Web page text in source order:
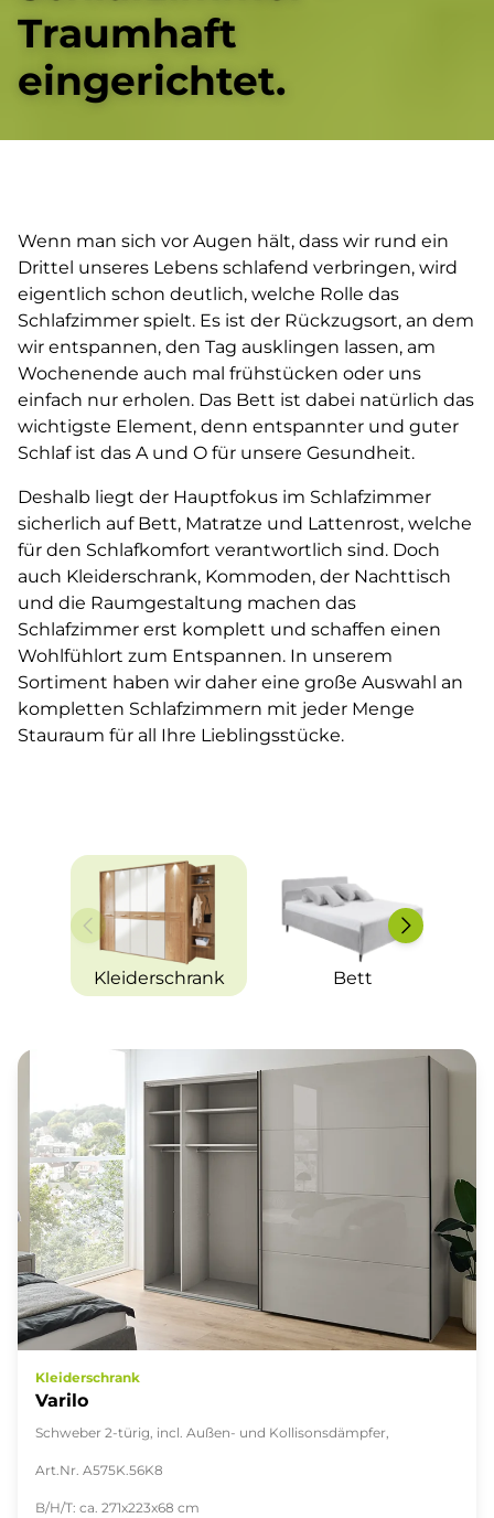
Traumhaft
eingerichtet.
Wenn man sich vor Augen hält, dass wir rund ein
Drittel unseres Lebens schlafend verbringen, wird
eigentlich schon deutlich, welche Rolle das
Schlafzimmer spielt. Es ist der Rückzugsort, an dem
wir entspannen, den Tag ausklingen lassen, am
Wochenende auch mal frühstücken oder uns
einfach nur erholen. Das Bett ist dabei natürlich das
wichtigste Element, denn entspannter und guter
Schlaf ist das A und O für unsere Gesundheit.
Deshalb liegt der Hauptfokus im Schlafzimmer
sicherlich auf Bett, Matratze und Lattenrost, welche
für den Schlafkomfort verantwortlich sind. Doch
auch Kleiderschrank, Kommoden, der Nachttisch
und die Raumgestaltung machen das
Schlafzimmer erst komplett und schaffen einen
Wohlfühlort zum Entspannen. In unserem
Sortiment haben wir daher eine große Auswahl an
kompletten Schlafzimmern mit jeder Menge
Stauraum für all Ihre Lieblingsstücke.
Kleiderschrank Bett
Kleiderschrank
Varilo
Schweber 2-türig, incl. Außen- und Kollisonsdämpfer,
Art.Nr. A575K.56K8
B/H/T: ca. 271x223x68 cm